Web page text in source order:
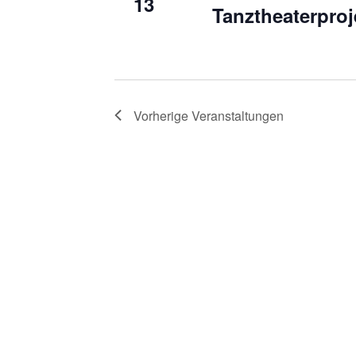
VorherigeVeranstaltungen